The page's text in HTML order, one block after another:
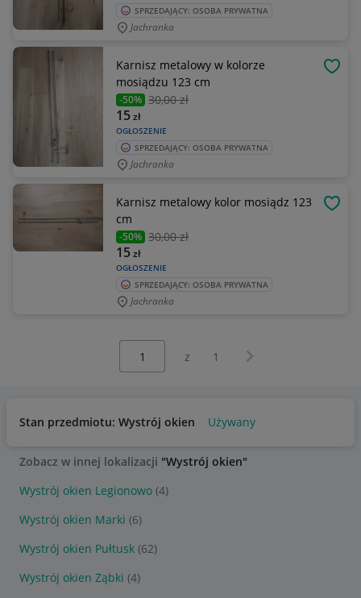
SPRZEDAJĄCY: OSOBA PRYWATNA
Jachranka
Karnisz metalowy w kolorze
mosiądzu 123 cm
-50% 30,00 zł
OGŁOSZENIE
15zł
SPRZEDAJĄCY: OSOBA PRYWATNA
Jachranka
Karnisz metalowy kolor mosiądz 123
cm
-50% 30,00 zł
OGŁOSZENIE
15zł
SPRZEDAJĄCY: OSOBA PRYWATNA
Jachranka
z 1 Następna strona
Stan przedmiotu: Wystrój okien Używany
Zobacz w innej lokalizacji "Wystrój okien"
Wystrój okien Legionowo (4)
Wystrój okien Marki (6)
Wystrój okien Pułtusk (62)
Wystrój okien Ząbki (4)